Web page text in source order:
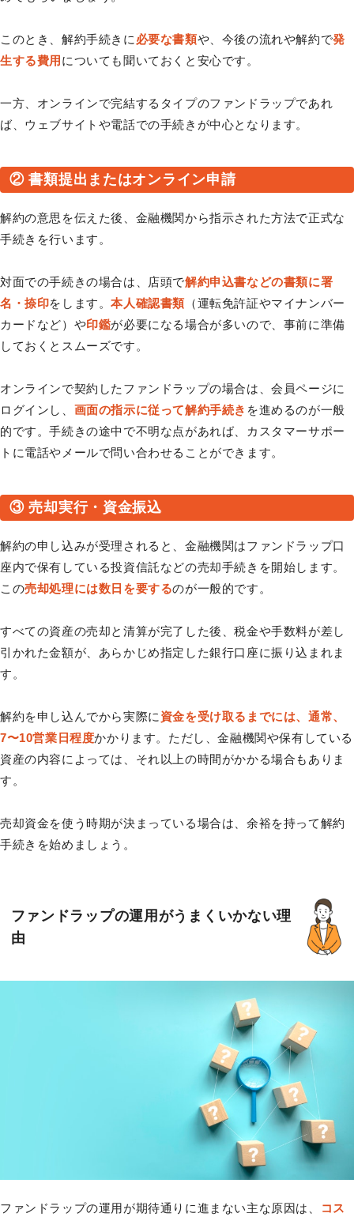
このとき、解約手続きに 必要な書類や、今後の流れや解約で発
生する費用 についても聞いておくと安心です。
一方、オンラインで完結するタイプのファンドラップであれ
ば、ウェブサイトや電話での手続きが中心となります。
② 書類提出またはオンライン申請
解約の意思を伝えた後、金融機関から指示された方法で正式な
手続きを行います。
対面での手続きの場合は、店頭で解約申込書などの書類に署
名・捺印をします。本人確認書類 （運転免許証やマイナンバー
カードなど）や印鑑が必要になる場合が多いので、事前に準備
しておくとスムーズです。
オンラインで契約したファンドラップの場合は、会員ページに
ログインし、 画面の指示に従って解約手続き を進めるのが一般
的です。手続きの途中で不明な点があれば、カスタマーサポー
トに電話やメールで問い合わせることができます。
③ 売却実行・資金振込
解約の申し込みが受理されると、金融機関はファンドラップ口
座内で保有している投資信託などの売却手続きを開始します。
この売却処理には数日を要するのが一般的です。
すべての資産の売却と清算が完了した後、税金や手数料が差し
引かれた金額が、あらかじめ指定した銀行口座に振り込まれま
す。
解約を申し込んでから実際に 資金を受け取るまでには、通常、
7〜10営業日程度かかります。ただし、金融機関や保有している
資産の内容によっては、それ以上の時間がかかる場合もありま
す。
売却資金を使う時期が決まっている場合は、余裕を持って解約
手続きを始めましょう。
ファンドラップの運用がうまくいかない理
由
ファンドラップの運用が期待通りに進まない主な原因は、 コス